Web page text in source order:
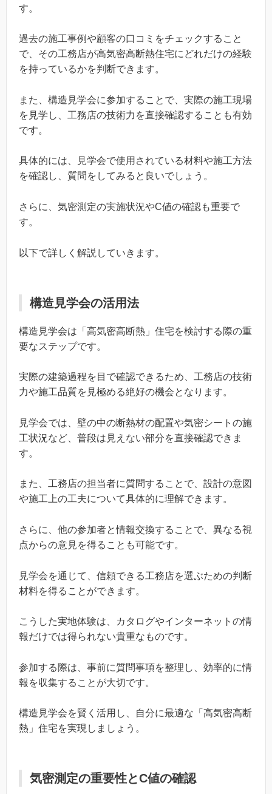
す。
過去の施工事例や顧客の口コミをチェックすること
で、その工務店が高気密高断熱住宅にどれだけの経験
を持っているかを判断できます。
また、構造見学会に参加することで、実際の施工現場
を見学し、工務店の技術力を直接確認することも有効
です。
具体的には、見学会で使用されている材料や施工方法
を確認し、質問をしてみると良いでしょう。
さらに、気密測定の実施状況やC値の確認も重要で
す。
以下で詳しく解説していきます。
構造見学会の活用法
構造見学会は「高気密高断熱」住宅を検討する際の重
要なステップです。
実際の建築過程を目で確認できるため、工務店の技術
力や施工品質を見極める絶好の機会となります。
見学会では、壁の中の断熱材の配置や気密シートの施
工状況など、普段は見えない部分を直接確認できま
す。
また、工務店の担当者に質問することで、設計の意図
や施工上の工夫について具体的に理解できます。
さらに、他の参加者と情報交換することで、異なる視
点からの意見を得ることも可能です。
見学会を通じて、信頼できる工務店を選ぶための判断
材料を得ることができます。
こうした実地体験は、カタログやインターネットの情
報だけでは得られない貴重なものです。
参加する際は、事前に質問事項を整理し、効率的に情
報を収集することが大切です。
構造見学会を賢く活用し、自分に最適な「高気密高断
熱」住宅を実現しましょう。
気密測定の重要性とC値の確認